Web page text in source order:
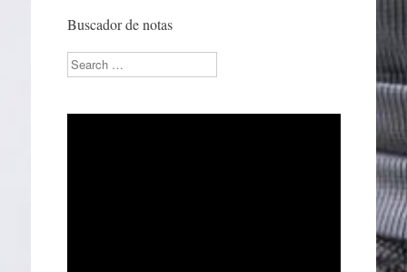
Buscador de notas
Search